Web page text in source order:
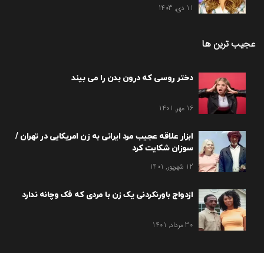
11 دی, 1403
عجیب ترین ها
دختر روسی که درون بدن را می بیند
16 مهر, 1401
ابزار علاقه عجیب مرد ایرانی به زن امریکایی در تهران /
سوزان شکایت کرد
12 شهریور, 1401
ازدواج باورنکردنی یک زن با مردی که فک وچانه ندارد
30 مرداد, 1401